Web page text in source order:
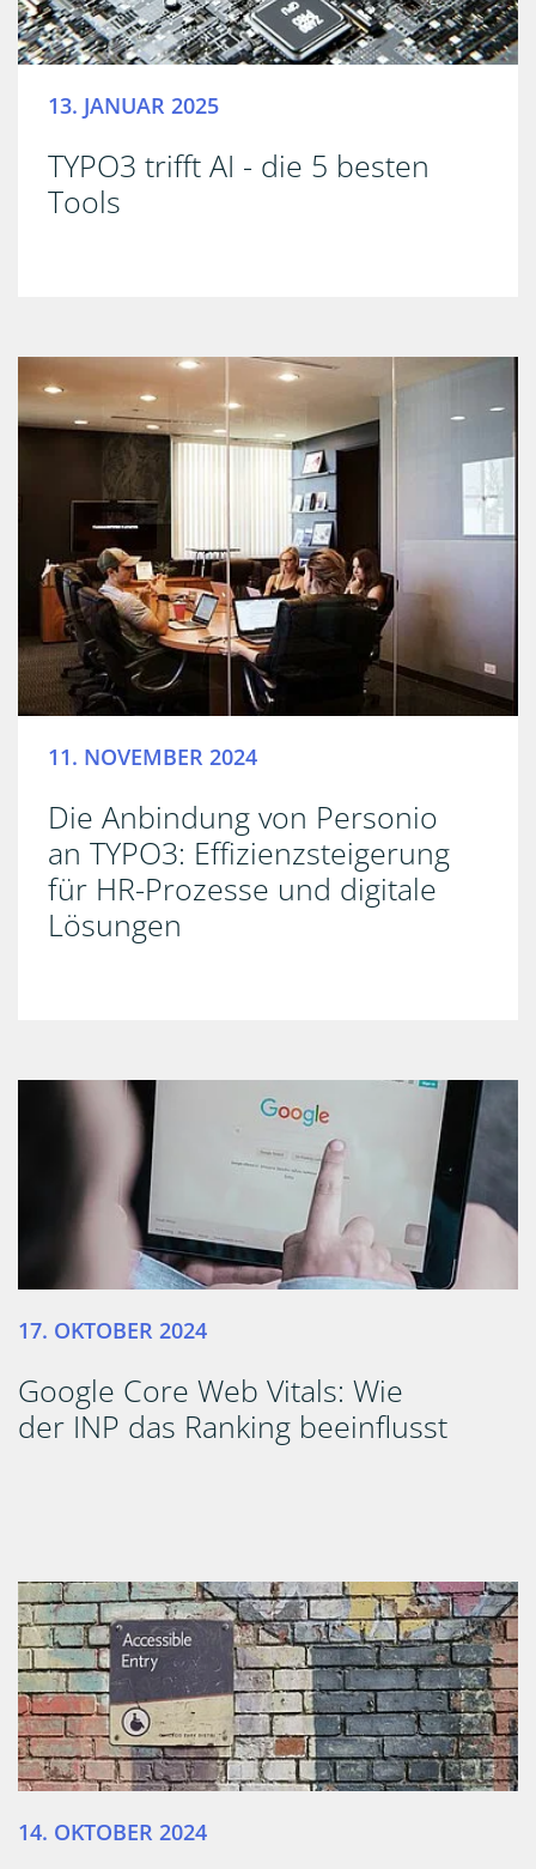
13. JANUAR 2025
TYPO3 trifft AI - die 5 besten
Tools
11. NOVEMBER 2024
Die Anbindung von Personio
an TYPO3: Effizienzsteigerung
für HR-Prozesse und digitale
Lösungen
17. OKTOBER 2024
Google Core Web Vitals: Wie
der INP das Ranking beeinflusst
14. OKTOBER 2024